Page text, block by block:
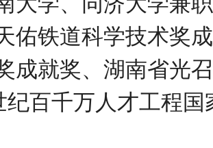
佑铁道科学技术奖
成就奖、湖南省光
纪百千万人才工程